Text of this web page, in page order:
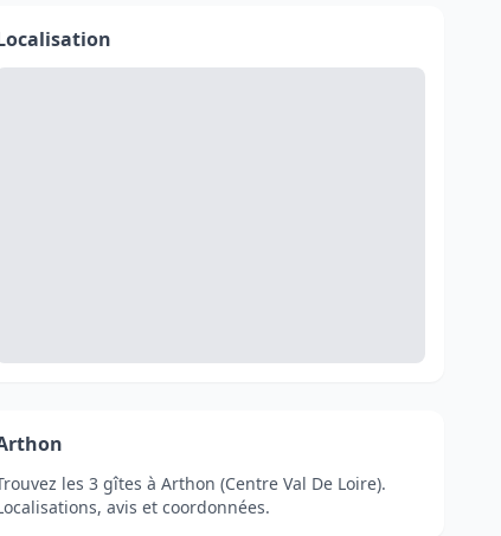
les 3 gîtes à Arthon (Centre Val De Loire).
avis et coordonnées.